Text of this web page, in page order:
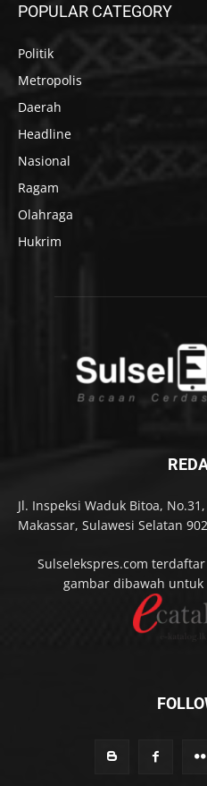
POPULAR CATEGORY
Politik
Metropolis
Daerah
Headline
Nasional
Ragam
Olahraga
Hukrim
Jl. Inspeksi Waduk Bitoa,
Makassar, Sulawesi Selatan
Sulselekspres.com terdaftar
gambar dibawah